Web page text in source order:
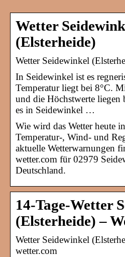
Wetter
(Elsterheide)
Wetter Seidewinkel
In Seidewinkel ist es
Temperatur liegt bei 8°C.
und die Höchstwerte liegen
es in Seidewinkel …
Wie wird das Wetter heute
Temperatur-, Wind- und
aktuelle Wetterwarnungen
wetter.com für 02979
Deutschland.
14-Tage-Wetter
(Elsterheide) –
Wetter Seidewinkel
wetter.com